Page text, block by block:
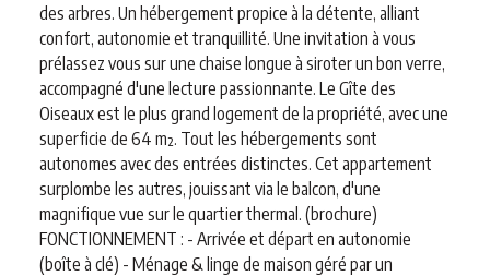
des arbres. Un hébergement propice à la détente, alliant
confort, autonomie et tranquillité. Une invitation à vous
prélassez vous sur une chaise longue à siroter un bon verre,
accompagné d'une lecture passionnante. Le Gîte des
Oiseaux est le plus grand logement de la propriété, avec une
superficie de 64 m². Tout les hébergements sont
autonomes avec des entrées distinctes. Cet appartement
surplombe les autres, jouissant via le balcon, d'une
magnifique vue sur le quartier thermal. (brochure)
FONCTIONNEMENT : - Arrivée et départ en autonomie
(boîte à clé) - Ménage & linge de maison géré par un